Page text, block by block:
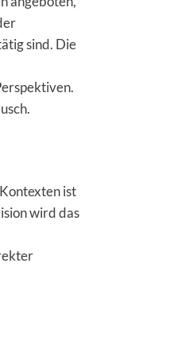
sind. Die
ist
wird das